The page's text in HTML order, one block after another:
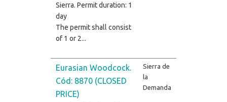
Sierra. Permit duration: 1
day
The permit shall consist
of 1 or 2...
Eurasian Woodcock.
Cód: 8870 (CLOSED
PRICE)
Sierra de
la
Demanda